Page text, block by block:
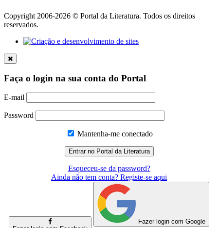
Copyright 2006-2026 © Portal da Literatura. Todos os direitos
reservados.
Faça o login na sua conta do Portal
E-mail
Password
Mantenha-me conectado
Esqueceu-se da password?
Ainda não tem conta? Registe-se aqui
Fazer login com Google